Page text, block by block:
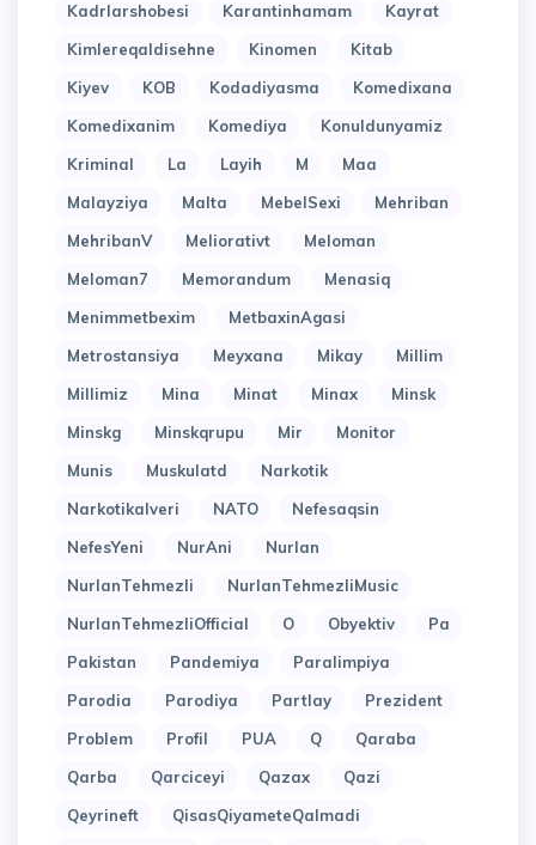
Kadrlarshobesi
Karantinhamam
Kayrat
Kimlereqaldisehne
Kinomen
Kitab
Kiyev
KOB Kodadiyasma
Komedixana
Komedixanim
Komediya
Konuldunyamiz
Kriminal
La Layih M
Maa
Malayziya
Malta MebelSexi
Mehriban
MehribanV
Meliorativt
Meloman
Meloman7
Memorandum
Menasiq
Menimmetbexim
MetbaxinAgasi
Metrostansiya
Meyxana Mikay
Millim
Millimiz
Mina Minat Minax
Minsk
Minskg
Minskqrupu Mir
Monitor
Munis
Muskulatd
Narkotik
Narkotikalveri
NATO
Nefesaqsin
NefesYeni
NurAni
Nurlan
NurlanTehmezli
NurlanTehmezliMusic
NurlanTehmezliOfficial
O Obyektiv
Pa
Pakistan
Pandemiya
Paralimpiya
Parodia
Parodiya Partlay
Prezident
Problem
Profil PUA Q
Qaraba
Qarba
Qarciceyi Qazax
Qazi
Qeyrineft
QisasQiyameteQalmadi